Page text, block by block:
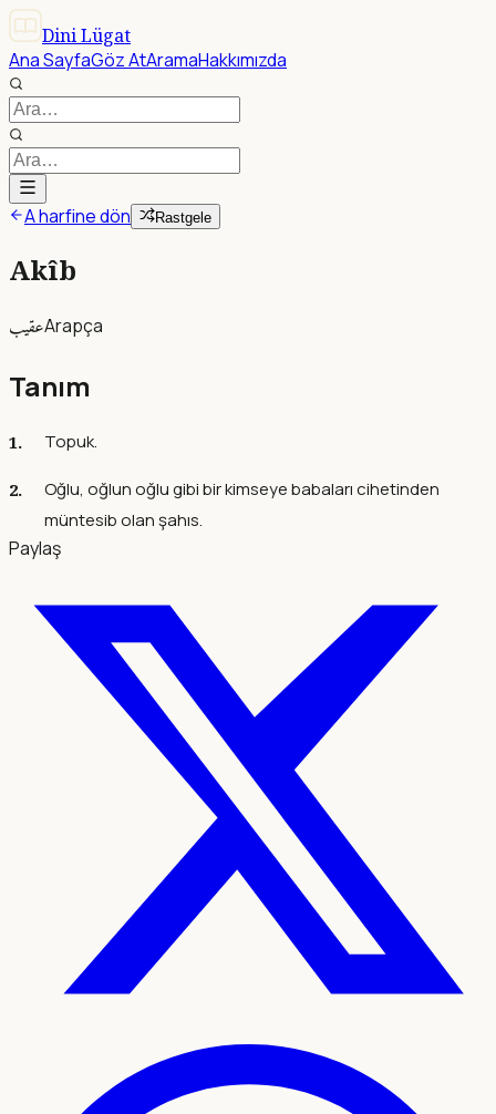
Dini Lügat
Ana SayfaGöz AtAramaHakkımızda
A harfine dön Rastgele
Akîb
عقيبArapça
Tanım
Topuk.
Oğlu, oğlun oğlu gibi bir kimseye babaları cihetinden
müntesib olan şahıs.
Paylaş